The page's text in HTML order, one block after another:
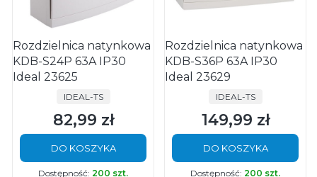
Rozdzielnica natynkowa
KDB-S24P 63A IP30
Ideal 23625
PRODUCENT
IDEAL-TS
Cena
82,99 zł
DO KOSZYKA
Dostępność: 200 szt.
Rozdzielnica natynkowa
KDB-S36P 63A IP30
Ideal 23629
PRODUCENT
IDEAL-TS
Cena
149,99 zł
DO KOSZYKA
Dostępność: 200 szt.